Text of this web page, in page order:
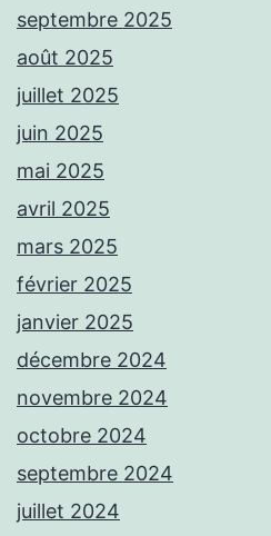
septembre 2025
août 2025
juillet 2025
juin 2025
mai 2025
avril 2025
mars 2025
février 2025
janvier 2025
décembre 2024
novembre 2024
octobre 2024
septembre 2024
juillet 2024